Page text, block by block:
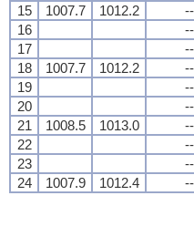
15
1007.7 1012.2 --
16
--
17
--
18
1007.7 1012.2 --
19
--
20
--
21
1008.5 1013.0 --
22
--
23
--
24
1007.9 1012.4 --